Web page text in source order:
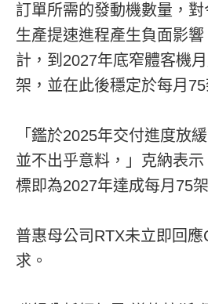
訂單所需的發動機數量，
生產提速進程產生負面影
計，到2027年底窄體客機
架，並在此後穩定於每月75
「鑑於2025年交付進度放
並不出乎意料，」克納表
標即為2027年達成每月75
普惠母公司RTX未立即回
求。